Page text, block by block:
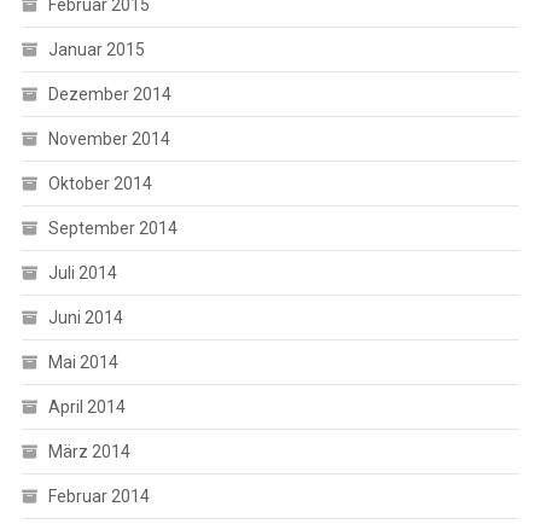
Februar 2015
Januar 2015
Dezember 2014
November 2014
Oktober 2014
September 2014
Juli 2014
Juni 2014
Mai 2014
April 2014
März 2014
Februar 2014